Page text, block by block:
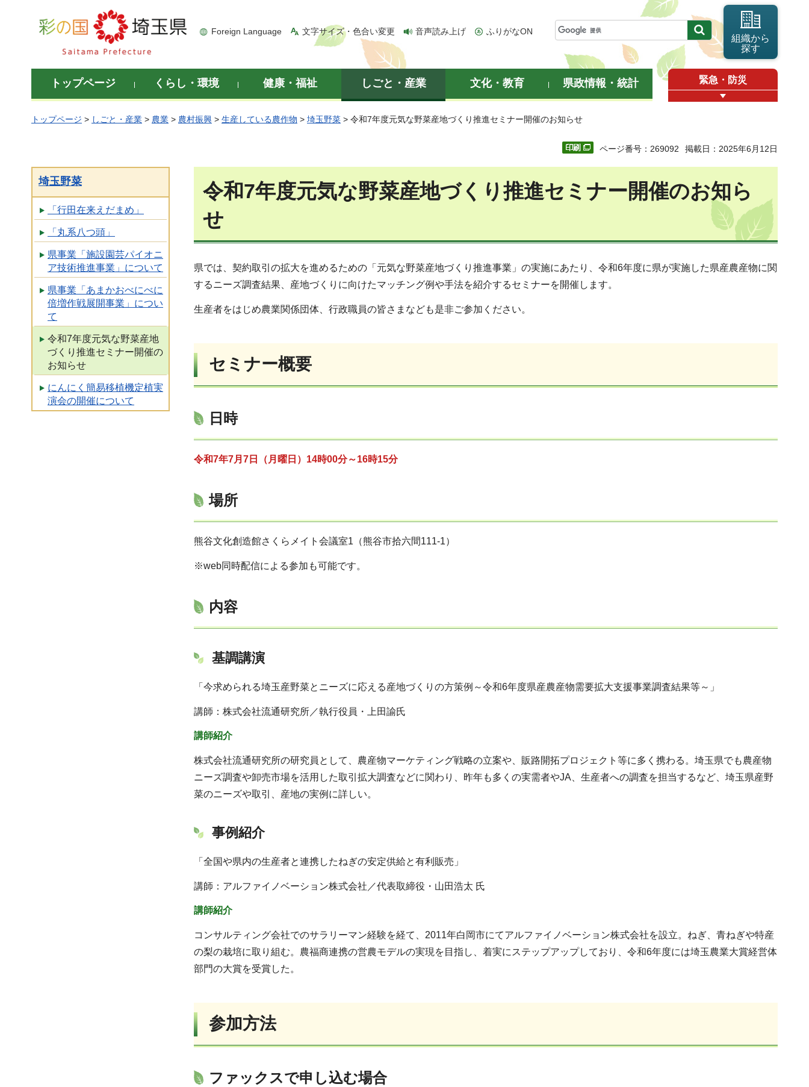
彩の国 埼玉県
Foreign Language 文字サイズ・色合い変更 音声読み上げ ふりがなON
組織から
探す
トップページ くらし・環境 健康・福祉 しごと・産業 文化・教育 県政情報・統計 緊急・防災
トップページ > しごと・産業 > 農業 > 農村振興 > 生産している農作物 > 埼玉野菜 > 令和7年度元気な野菜産地づくり推進セミナー開催のお知らせ
ページ番号：269092 掲載日：2025年6月12日
埼玉野菜
「行田在来えだまめ」
「丸系八つ頭」
県事業「施設園芸パイオニ
ア技術推進事業」について
県事業「あまかおべにべに
倍増作戦展開事業」につい
て
令和7年度元気な野菜産地
づくり推進セミナー開催の
お知らせ
にんにく簡易移植機定植実
演会の開催について
令和7年度元気な野菜産地づくり推進セミナー開催のお知ら
せ
県では、契約取引の拡大を進めるための「元気な野菜産地づくり推進事業」の実施にあたり、令和6年度に県が実施した県産農産物に関
するニーズ調査結果、産地づくりに向けたマッチング例や手法を紹介するセミナーを開催します。
生産者をはじめ農業関係団体、行政職員の皆さまなども是非ご参加ください。
セミナー概要
日時
令和7年7月7日（月曜日）14時00分～16時15分
場所
熊谷文化創造館さくらメイト会議室1（熊谷市拾六間111-1）
※web同時配信による参加も可能です。
内容
基調講演
「今求められる埼玉産野菜とニーズに応える産地づくりの方策例～令和6年度県産農産物需要拡大支援事業調査結果等～」
講師：株式会社流通研究所／執行役員・上田諭氏
講師紹介
株式会社流通研究所の研究員として、農産物マーケティング戦略の立案や、販路開拓プロジェクト等に多く携わる。埼玉県でも農産物
ニーズ調査や卸売市場を活用した取引拡大調査などに関わり、昨年も多くの実需者やJA、生産者への調査を担当するなど、埼玉県産野
菜のニーズや取引、産地の実例に詳しい。
事例紹介
「全国や県内の生産者と連携したねぎの安定供給と有利販売」
講師：アルファイノベーション株式会社／代表取締役・山田浩太 氏
講師紹介
コンサルティング会社でのサラリーマン経験を経て、2011年白岡市にてアルファイノベーション株式会社を設立。ねぎ、青ねぎや特産
の梨の栽培に取り組む。農福商連携の営農モデルの実現を目指し、着実にステップアップしており、令和6年度には埼玉農業大賞経営体
部門の大賞を受賞した。
参加方法
ファックスで申し込む場合